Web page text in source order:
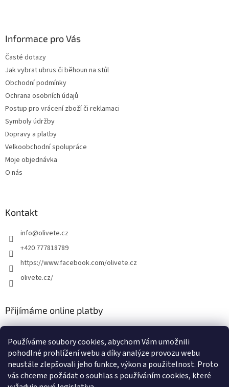
Používáme soubory cookies, abychom Vám umožnili
pohodlné prohlížení webu a díky analýze provozu webu
neustále zlepšovali jeho funkce, výkon a použitelnost. Proto
vás chceme požádat o souhlas s používáním cookies, které
Informace pro Vás
Časté dotazy
Jak vybrat ubrus či běhoun na stůl
Obchodní podmínky
Ochrana osobních údajů
Postup pro vrácení zboží či reklamaci
Symboly údržby
Dopravy a platby
Velkoobchodní spolupráce
Moje objednávka
O nás
Kontakt
info@olivete.cz
+420 777818789
https://www.facebook.com/olivete.cz
olivete.cz/
Přijímáme online platby
Shoptet.cz Můjprvníeshop.cz